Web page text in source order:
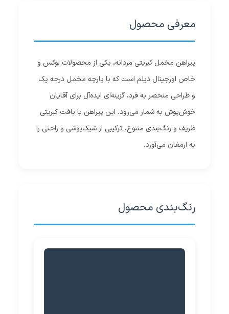
معرفی محصول
پیراهن مخمل کبریتی مردانه، یکی از محصولات لوکس و
خاص اورجینال دیلم است که با پارچه مخمل درجه یک
و طراحی منحصر به فرد، گزینه‌ای ایده‌آل برای آقایان
خوش‌پوش به شمار می‌رود. این پیراهن با بافت کبریتی
ظریف و رنگ‌بندی متنوع، ترکیبی از شیک‌پوشی و راحتی را
به ارمغان می‌آورد.
رنگ‌بندی محصول